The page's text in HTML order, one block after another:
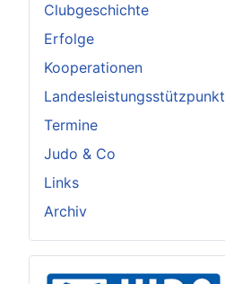
Clubgeschichte
Erfolge
Kooperationen
Landesleistungsstützpunkt
Termine
Judo & Co
Links
Archiv